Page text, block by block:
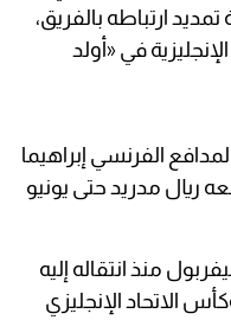
مع إمكانية تمديد ارتباطه بالفريق،
في «أولد
الفرنسي إبراهيما
ريال مدريد حتى يونيو
بقميص ليفربول منذ انتقاله إليه
وكأس الاتحاد الإنجليزي